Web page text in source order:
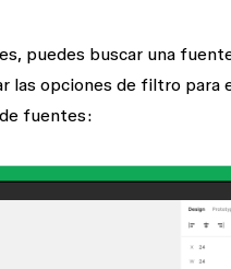
puedes buscar una
las opciones de filtro para
fuentes: